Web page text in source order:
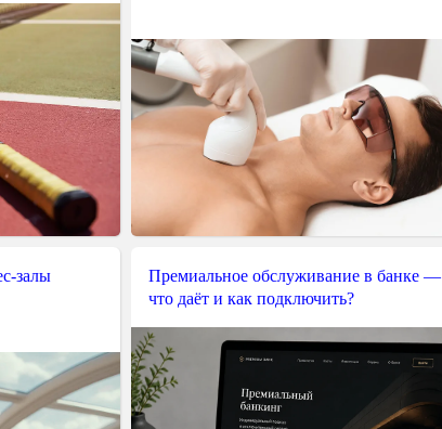
залы
Премиальное обслуживание в банке —
что даёт и как подключить?